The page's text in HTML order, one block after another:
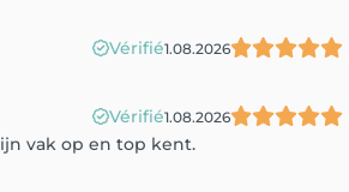
Vérifié1.08.2026
Vérifié1.08.2026
vak op en top kent.